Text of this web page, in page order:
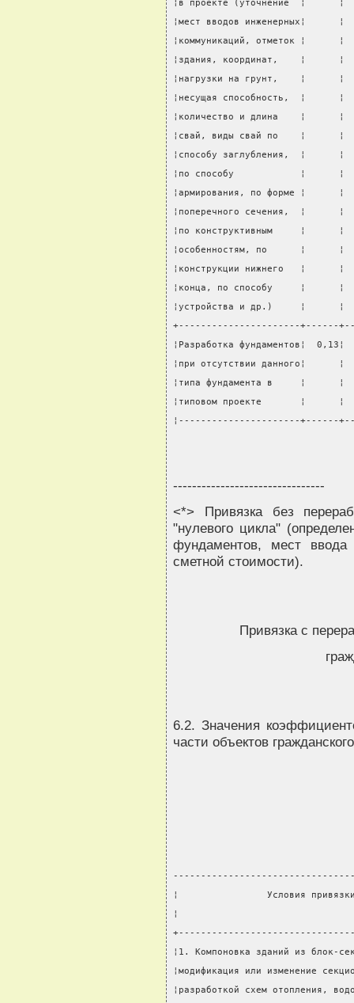
¦в проекте (уточнение
¦мест вводов
¦коммуникаций, отметок
¦здания, координат,    ¦
¦нагрузки на грунт,    ¦
¦несущая способность,
¦количество и длина
¦свай, виды свай по    ¦
¦способу заглубления,
¦по способу            ¦
¦армирования, по форме
¦поперечного сечения,
¦по конструктивным
¦особенностям, по      ¦
¦конструкции нижнего
¦конца, по способу     ¦
¦устройства и др.)     ¦
+----------------------+------
¦Разработка фундаментов¦
¦при отсутствии
¦типа фундамента в     ¦
¦типовом проекте       ¦
¦----------------------+------
--------------------------------
<*> Привязка без
"нулевого цикла"
фундаментов, мест ввода
сметной стоимости).
Привязка с
6.2. Значения
части объектов
¦                Условия
¦
¦1. Компоновка зданий из
¦модификация или
¦разработкой схем